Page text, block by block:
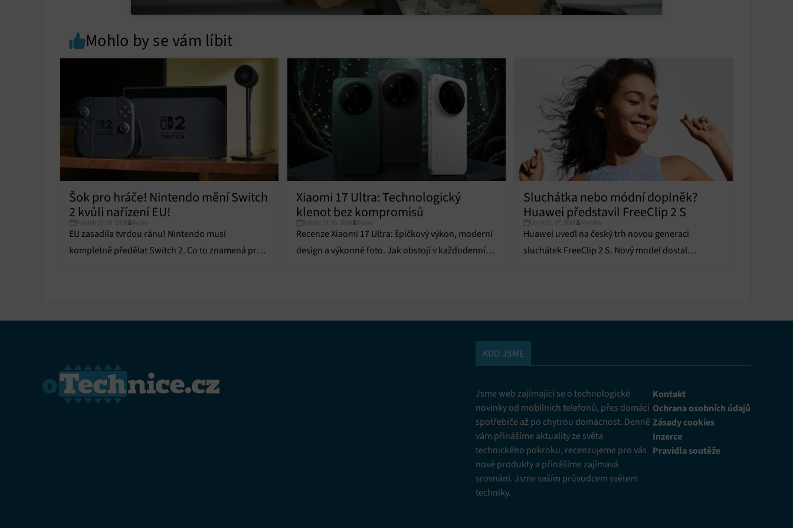
Přiřazování a kombinování údajů z jiných zdrojů údajů, Propojení různých
zařízení, Identifikace zařízení na základě automaticky přenášených informací.
ochrany osobních údajů.
Mohlo by se vám líbit
Šok pro hráče! Nintendo mění Switch
2 kvůli nařízení EU!
Pondělí 15. 06. 2026 Ivana
EU zasadila tvrdou ránu! Nintendo musí
kompletně předělat Switch 2. Co to znamená pro
Xiaomi 17 Ultra: Technologický
klenot bez kompromisů
Středa 24. 06. 2026 Ivana
Recenze Xiaomi 17 Ultra: špičkový výkon, moderní
design a výkonné foto. Jak obstojí v každodenním
Sluchátka nebo módní doplněk?
Huawei představil FreeClip 2 S
Úterý 21. 07. 2026 Monika
Huawei uvedl na český trh novou generaci
sluchátek FreeClip 2 S. Nový model dostal
KDO JSME
Jsme web zajímající se o technologické
novinky od mobilních telefonů, přes domácí
spotřebiče až po chytrou domácnost. Denně
vám přinášíme aktuality ze světa
technického pokroku, recenzujeme pro vás
nové produkty a přinášíme zajímavá
srovnání. Jsme vaším průvodcem světem
techniky.
Kontakt
Ochrana osobních údajů
Zásady cookies
Inzerce
Pravidla soutěže